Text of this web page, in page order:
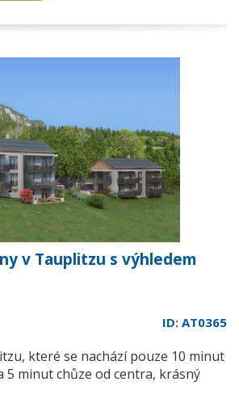
v Tauplitzu s výhledem
ID: AT0365
které se nachází pouze 10 minut
5 minut chůze od centra, krásný